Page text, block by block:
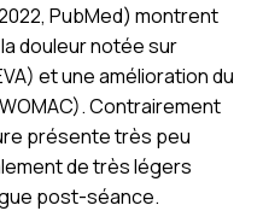
PubMed) montrent
douleur notée sur
et une amélioration du
Contrairement
présente très peu
de très légers
post-séance.